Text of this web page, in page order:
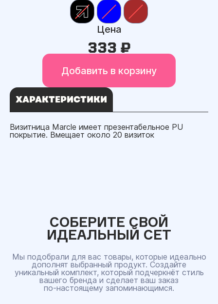
Цена
333 ₽
Добавить в корзину
ХАРАКТЕРИСТИКИ
Визитница Marcle имеет презентабельное PU
покрытие. Вмещает около 20 визиток
СОБЕРИТЕ СВОЙ
ИДЕАЛЬНЫЙ СЕТ
Мы подобрали для вас товары, которые идеально
дополнят выбранный продукт. Создайте
уникальный комплект, который подчеркнёт стиль
вашего бренда и сделает ваш заказ
по‑настоящему запоминающимся.